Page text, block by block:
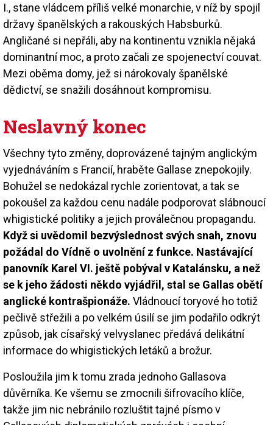
I., stane vládcem příliš velké monarchie, v níž by spojil
državy španělských a rakouských Habsburků.
Angličané si nepřáli, aby na kontinentu vznikla nějaká
dominantní moc, a proto začali ze spojenectví couvat.
Mezi oběma domy, jež si nárokovaly španělské
dědictví, se snažili dosáhnout kompromisu.
Neslavný konec
Všechny tyto změny, doprovázené tajným anglickým
vyjednáváním s Francií, hraběte Gallase znepokojily.
Bohužel se nedokázal rychle zorientovat, a tak se
pokoušel za každou cenu nadále podporovat slábnoucí
whigistické politiky a jejich proválečnou propagandu.
Když si uvědomil bezvýslednost svých snah, znovu
požádal do Vídně o uvolnění z funkce. Nastávající
panovník Karel VI. ještě pobýval v Katalánsku, a než
se k jeho žádosti někdo vyjádřil, stal se Gallas obětí
anglické kontrašpionáže. Vládnoucí toryové ho totiž
pečlivě střežili a po velkém úsilí se jim podařilo odkrýt
způsob, jak císařský velvyslanec předává delikátní
informace do whigistických letáků a brožur.
Posloužila jim k tomu zrada jednoho Gallasova
důvěrníka. Ke všemu se zmocnili šifrovacího klíče,
takže jim nic nebránilo rozluštit tajné písmo v